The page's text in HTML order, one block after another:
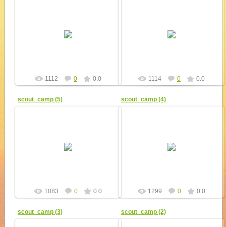
1112 0 0.0 1114 0 0.0
scout_camp (5)
1083 0 0.0
scout_camp (4)
1299 0 0.0
scout_camp (3) scout_camp (2)